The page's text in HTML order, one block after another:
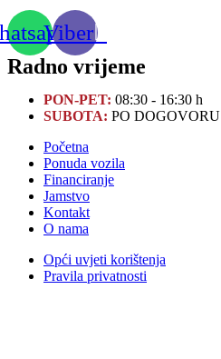
Viber
Radno vrijeme
PON-PET: 08:30 - 16:30 h
SUBOTA: PO DOGOVORU
Početna
Ponuda vozila
Financiranje
Jamstvo
Kontakt
O nama
Opći uvjeti korištenja
Pravila privatnosti